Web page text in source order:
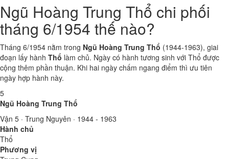
Ngũ Hoàng Trung Thổ chi phối
tháng 6/1954 thế nào?
Tháng 6/1954 nằm trong Ngũ Hoàng Trung Thổ (1944-1963), giai
đoạn lấy hành Thổ làm chủ. Ngày có hành tương sinh với Thổ được
cộng thêm phần thuận. Khi hai ngày chấm ngang điểm thì ưu tiên
ngày hợp hành này.
5
Ngũ Hoàng Trung Thổ
Vận 5 · Trung Nguyên · 1944 - 1963
Hành chủ
Thổ
Phương vị